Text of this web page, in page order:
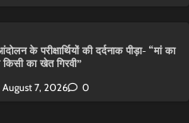
के परीक्षार्थियों की दर्दनाक पीड़ा- “मां का
का खेत गिरवी”
August 7, 2026 0